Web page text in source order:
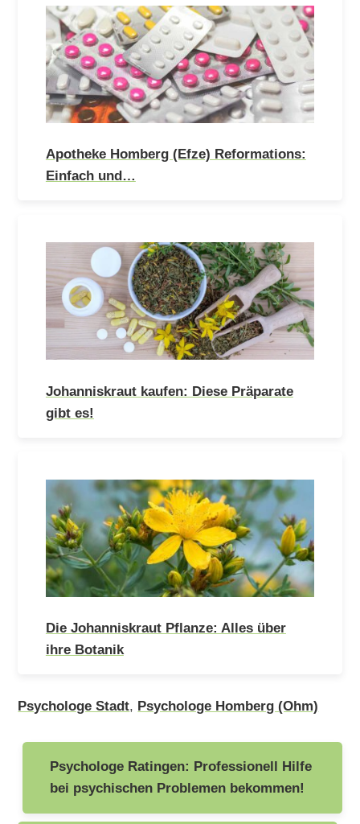
Apotheke Homberg (Efze) Reformations:
Einfach und…
Johanniskraut kaufen: Diese Präparate
gibt es!
Die Johanniskraut Pflanze: Alles über
ihre Botanik
Psychologe Stadt, Psychologe Homberg (Ohm)
Beitragsnavigation
Psychologe Ratingen: Professionell Hilfe
bei psychischen Problemen bekommen!